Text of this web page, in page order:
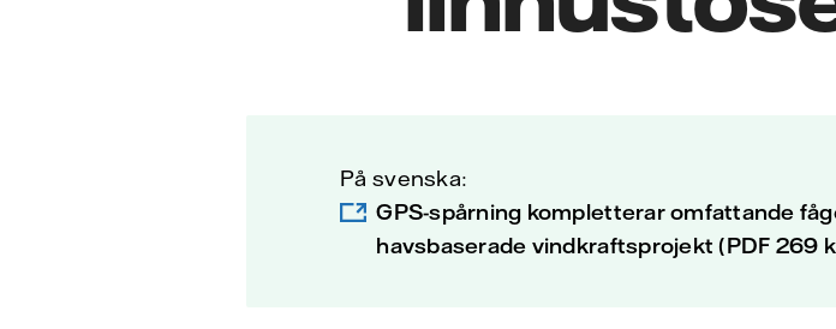
På svenska:
GPS-spårning kompletterar omfattande
havsbaserade vindkraftsprojekt (PDF 269